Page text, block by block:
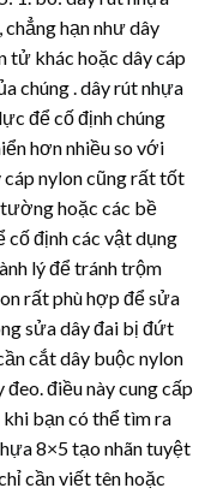
hạn như dây
tử khác hoặc dây cáp
chúng . dây rút nhựa
để cố định chúng
hơn nhiều so với
cáp nylon cũng rất tốt
tường hoặc các bề
cố định các vật dụng
lý để tránh trộm
rất phù hợp để sửa
sửa dây đai bị đứt
cắt dây buộc nylon
đeo. điều này cung cấp
bạn có thể tìm ra
8×5 tạo nhãn tuyệt
cần viết tên hoặc